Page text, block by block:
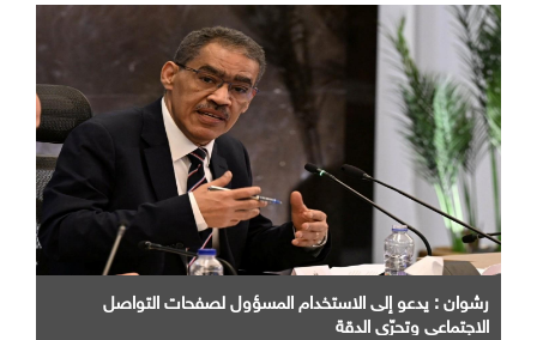
رشوان : يدعو إلى الاستخدام المسؤول لصفحات التواصل
الاجتماعي وتحرّي الدقة